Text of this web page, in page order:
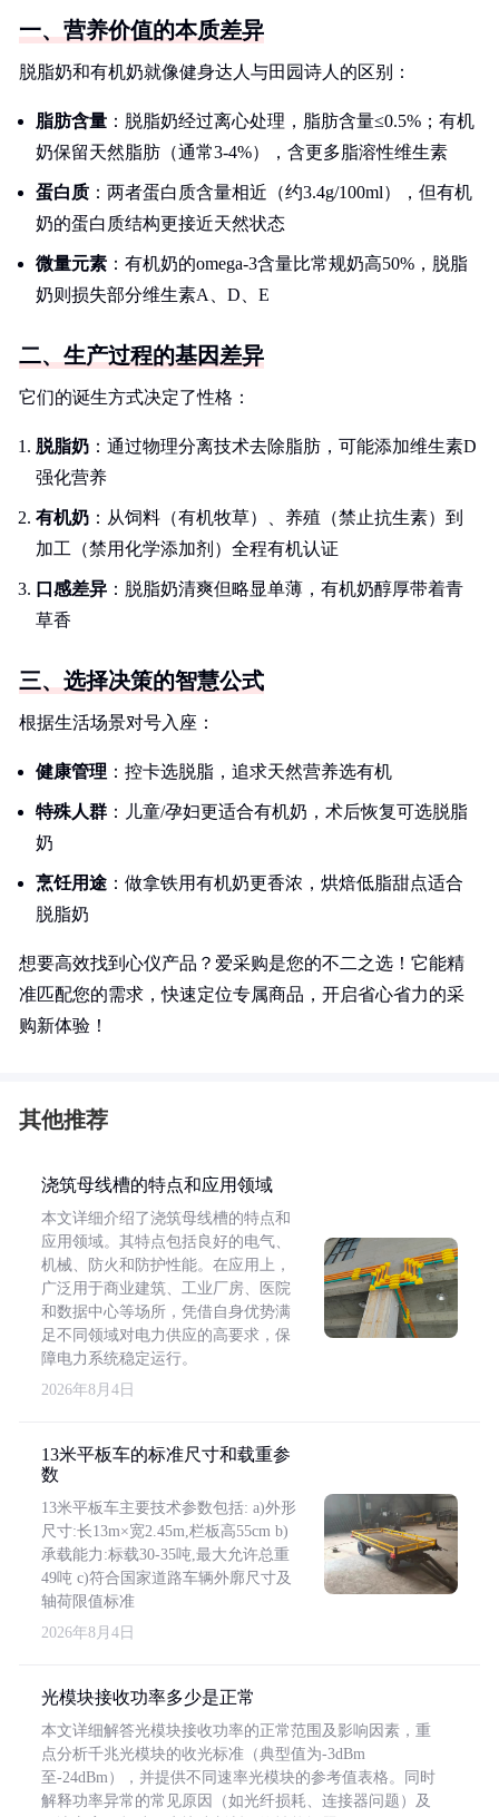
一、营养价值的本质差异
脱脂奶和有机奶就像健身达人与田园诗人的区别：
脂肪含量 ：脱脂奶经过离心处理，脂肪含量≤0.5%；有机
奶保留天然脂肪（通常3-4%），含更多脂溶性维生素
蛋白质 ：两者蛋白质含量相近（约3.4g/100ml），但有机
奶的蛋白质结构更接近天然状态
微量元素 ：有机奶的omega-3含量比常规奶高50%，脱脂
奶则损失部分维生素A、D、E
二、生产过程的基因差异
它们的诞生方式决定了性格：
脱脂奶 ：通过物理分离技术去除脂肪，可能添加维生素D
强化营养
有机奶 ：从饲料（有机牧草）、养殖（禁止抗生素）到
加工（禁用化学添加剂）全程有机认证
口感差异 ：脱脂奶清爽但略显单薄，有机奶醇厚带着青
草香
三、选择决策的智慧公式
根据生活场景对号入座：
健康管理 ：控卡选脱脂，追求天然营养选有机
特殊人群 ：儿童/孕妇更适合有机奶，术后恢复可选脱脂
奶
烹饪用途 ：做拿铁用有机奶更香浓，烘焙低脂甜点适合
脱脂奶
想要高效找到心仪产品？爱采购是您的不二之选！它能精
准匹配您的需求，快速定位专属商品，开启省心省力的采
购新体验！
其他推荐
浇筑母线槽的特点和应用领域
本文详细介绍了浇筑母线槽的特点和
应用领域。其特点包括良好的电气、
机械、防火和防护性能。在应用上，
广泛用于商业建筑、工业厂房、医院
和数据中心等场所，凭借自身优势满
足不同领域对电力供应的高要求，保
障电力系统稳定运行。
2026年8月4日
13米平板车的标准尺寸和载重参
数
13米平板车主要技术参数包括: a)外形
尺寸:长13m×宽2.45m,栏板高55cm b)
承载能力:标载30-35吨,最大允许总重
49吨 c)符合国家道路车辆外廓尺寸及
轴荷限值标准
2026年8月4日
光模块接收功率多少是正常
本文详细解答光模块接收功率的正常范围及影响因素，重
点分析千兆光模块的收光标准（典型值为-3dBm
至-24dBm），并提供不同速率光模块的参考值表格。同时
解释功率异常的常见原因（如光纤损耗、连接器问题）及